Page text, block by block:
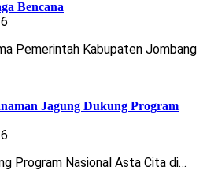
Bencana
Pemerintah Kabupaten Jombang
Jagung Dukung Program
Program Nasional Asta Cita di…